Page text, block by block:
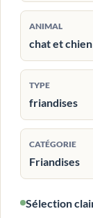
ANIMAL
chat et chien
TYPE
friandises
CATÉGORIE
Friandises
Sélection